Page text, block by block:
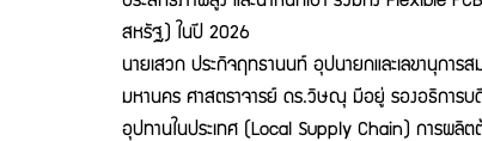
สหรัฐ) ในปี 2026
นายเสวก ประกิจฤทธานนท์ อุปนายกและเลขานุการ
มหานคร ศาสตราจารย์ ดร.วิษณุ มีอยู่ รองอธิการบ
อุปทานในประเทศ (Local Supply Chain) การผลิต